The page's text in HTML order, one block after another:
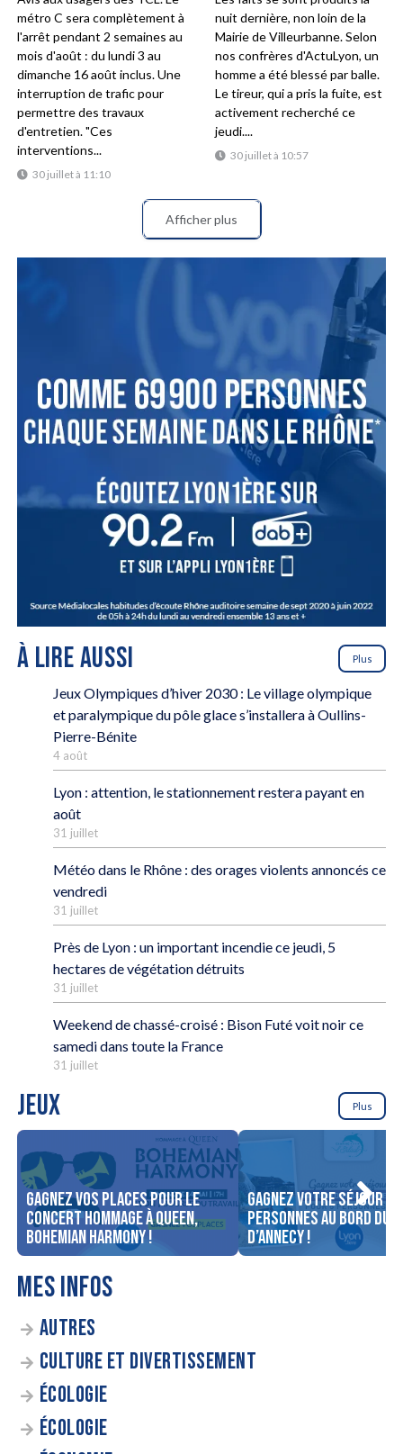
30 juillet à 11:10
métro C sera complètement à
l'arrêt pendant 2 semaines au
mois d'août : du lundi 3 au
dimanche 16 août inclus. Une
interruption de trafic pour
permettre des travaux
d'entretien. "Ces
interventions...
30 juillet à 10:57
nuit dernière, non loin de la
Mairie de Villeurbanne. Selon
nos confrères d'ActuLyon, un
homme a été blessé par balle.
Le tireur, qui a pris la fuite, est
activement recherché ce
jeudi....
Afficher plus
À LIRE AUSSI Plus
Jeux Olympiques d’hiver 2030 : Le village olympique
et paralympique du pôle glace s’installera à Oullins-
Pierre-Bénite
4 août
Lyon : attention, le stationnement restera payant en
août
31 juillet
Météo dans le Rhône : des orages violents annoncés ce
vendredi
31 juillet
Près de Lyon : un important incendie ce jeudi, 5
hectares de végétation détruits
31 juillet
Weekend de chassé-croisé : Bison Futé voit noir ce
samedi dans toute la France
31 juillet
JEUX Plus
Gagnez vos places pour le
concert Hommage à Queen,
Bohemian Harmony !
Gagnez votre séjour
personnes au bord du
d’Annecy !
MES INFOS
AUTRES
CULTURE ET DIVERTISSEMENT
ÉCOLOGIE
ÉCOLOGIE